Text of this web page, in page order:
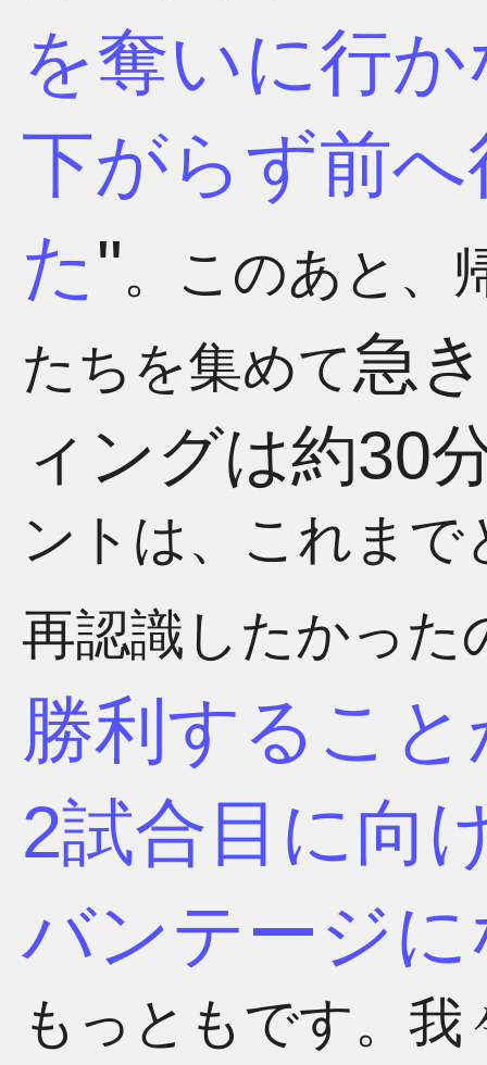
を奪いに行
下がらず前
た
。このあと、
たちを集めて急
ィングは約30
ントは、これま
再認識したかった
勝利するこ
2試合目に向
バンテージ
もっともです。